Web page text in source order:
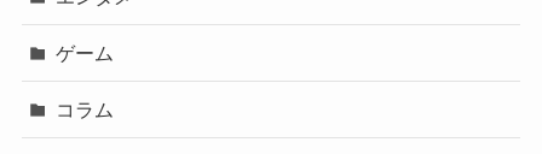
ゲーム
コラム